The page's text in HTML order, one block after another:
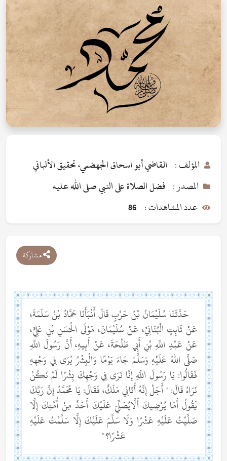
المؤلف : القاضي أبو اسحاق الجهضمي، تحقيق الألباني
المصدر : فضل الصلاة على النبي صلى الله عليه
عدد المشاهدات : 86
مشاركة
حَدَّثَنَا سُلَيْمَانُ بْنُ حَرْبٍ قَالَ أَنْبَأَنَا حَمَّادُ بْنُ سَلَمَةَ،
عَنْ ثَابِتٍ الْبُنَانِيِّ، عَنْ سُلَيْمَانَ، مَوْلَى الْحَسَنِ بْنِ عَلِيٍّ،
عَنْ عَبْدِ اللَّهِ بْنِ أَبِي طَلْحَةَ، عَنْ أَبِيهِ، أَنَّ رَسُولَ اللَّهِ
صَلَّى اللهُ عَلَيْهِ وَسَلَّمَ جَاءَ يَوْمًا وَالْبِشْرُ يُرَى فِي وَجْهِهِ
فَقَالُوا: يَا رَسُولَ اللَّهِ إِنَّا نَرَى فِي وَجْهِكَ بِشْرًا لَمْ نَكُنْ
نَرَاهُ قَالَ: " أَجَلْ إِنَّهُ أَتَانِي مَلَكٌ، فَقَالَ: يَا مُحَمَّدُ إِنَّ رَبَّكَ
يَقُولُ أَمَا يُرْضِيكَ أَلَّايُصَلِّيَ عَلَيْكَ أَحَدٌ مِنْ أُمَّتِكَ إِلَّا
صَلَّيْتُ عَلَيْهِ عَشْرًا وَلَا سَلَّمَ عَلَيْكَ إِلَّا سَلَّمْتُ عَلَيْهِ
عَشْرًا؟ "